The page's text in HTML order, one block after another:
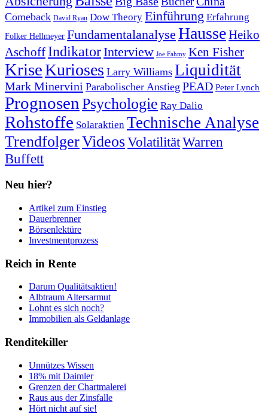
Comeback David Ryan Dow Theory Einführung Erfahrung
Folker Hellmeyer Fundamentalanalyse HausseHeiko
Aschoff IndikatorInterview Joe Fahmy Ken Fisher
KriseKurioses Larry Williams Liquidität
Mark Minervini Parabolischer Anstieg PEAD Peter Lynch
PrognosenPsychologie Ray Dalio
Rohstoffe Solaraktien Technische Analyse
TrendfolgerVideosVolatilitätWarren
Buffett
Neu hier?
Artikel zum Einstieg
Dauerbrenner
Börsenlektüre
Investmentprozess
Reich in Rente
Darum Qualitätsaktien!
Albtraum Altersarmut
Lohnt es sich noch?
Immobilien als Geldanlage
Renditekiller
Unnützes Wissen
18% mit Daimler
Grenzen der Chartmalerei
Raus aus der Zinsfalle
Hört nicht auf sie!